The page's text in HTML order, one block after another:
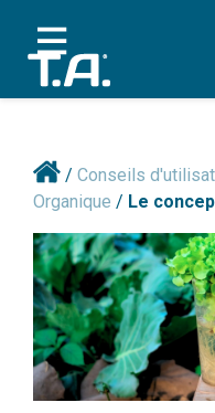
/ Conseils
Organique / Le